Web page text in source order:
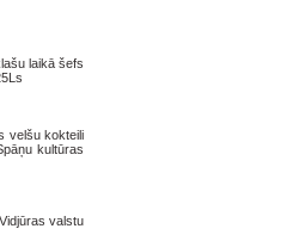
laikā šefs
velšu kokteili
kultūras
valstu